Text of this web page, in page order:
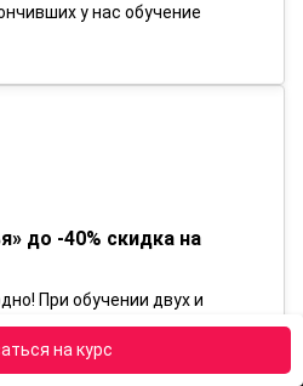
на курс
у нас обучение
до -40% скидка на
При обучении двух и
семьи* скидка второму
40%.